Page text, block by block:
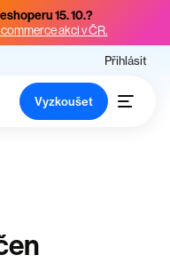
15. 10.?
akci v ČR.
Přihlásit
Vyzkoušet